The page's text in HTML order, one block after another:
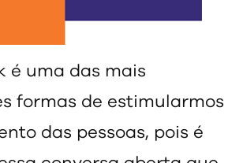
é uma das mais
formas de estimularmos
das pessoas, pois é